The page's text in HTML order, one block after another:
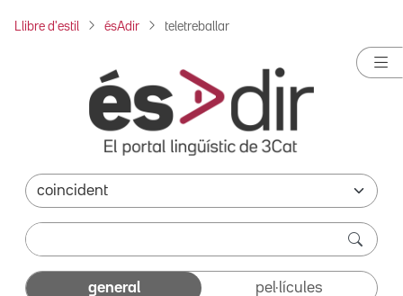
Llibre d'estil ésAdir teletreballar
general pel·lícules